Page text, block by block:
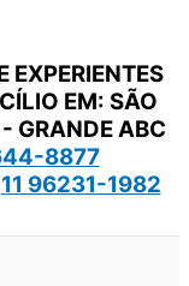
EXPERIENTES
EM: SÃO
GRANDE ABC
8877
11 96231-1982